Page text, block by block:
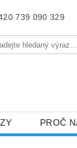
739 090 329
PROČ